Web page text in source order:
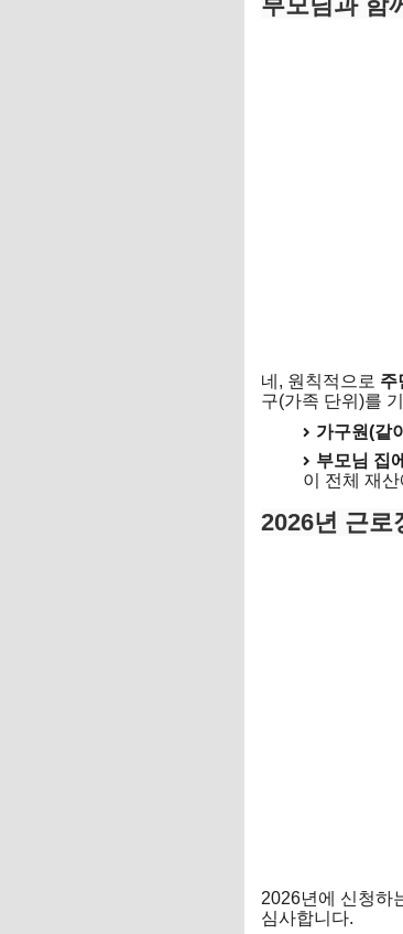
네, 원칙적으로 주
구(가족 단위)를
가구원(같
부모님 집
이 전체 재
2026년 근로
2026년에 신청하
심사합니다.